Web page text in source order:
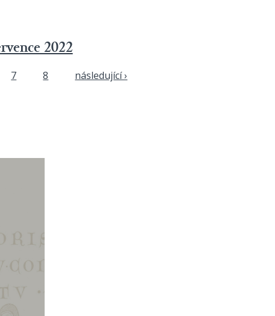
2022
7 8
následující ›